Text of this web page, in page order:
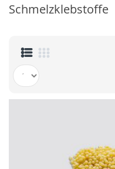
Schmelzklebstoffe